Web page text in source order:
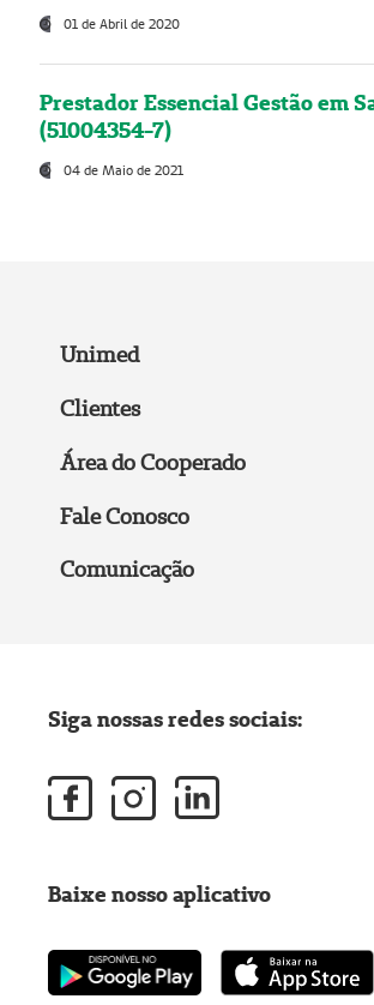
01 de Abril de 2020
Prestador Essencial Gestão em
(51004354-7)
04 de Maio de 2021
Unimed
Clientes
Área do Cooperado
Fale Conosco
Comunicação
Siga nossas redes sociais:
Baixe nosso aplicativo